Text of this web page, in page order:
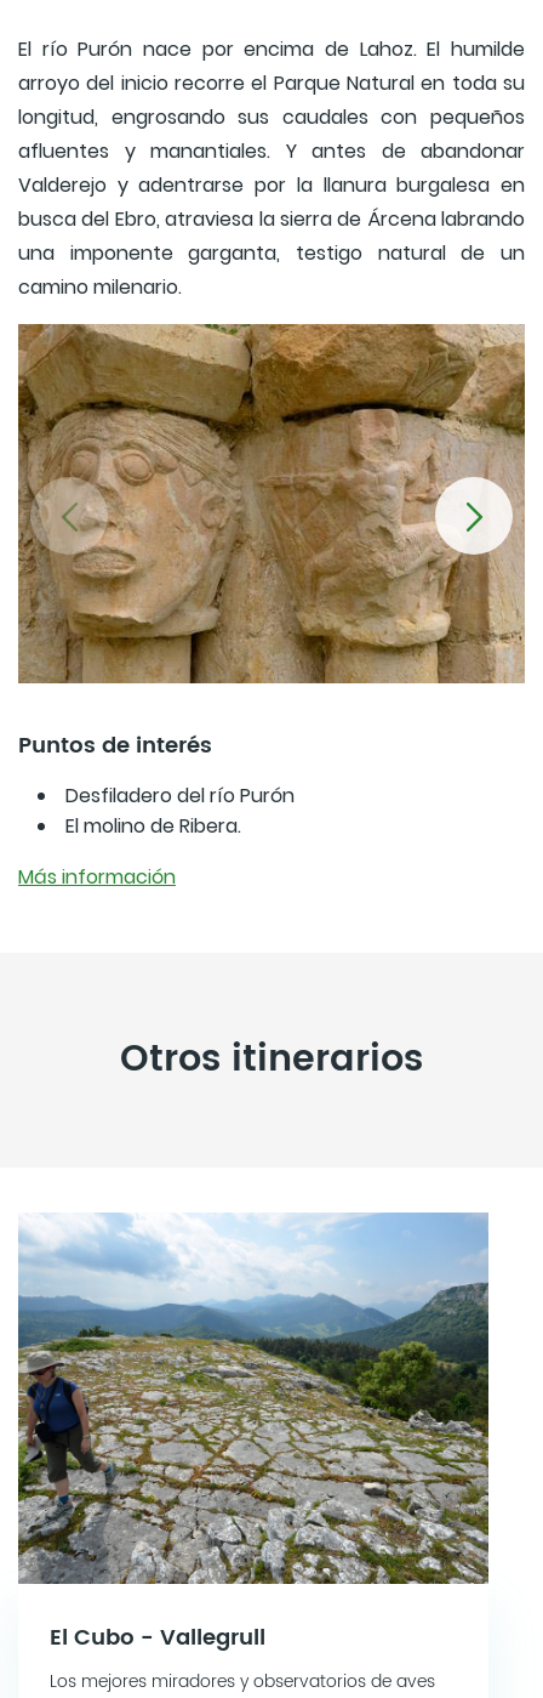
El río Purón nace por encima de Lahoz. El humilde
arroyo del inicio recorre el Parque Natural en toda su
longitud, engrosando sus caudales con pequeños
afluentes y manantiales. Y antes de abandonar
Valderejo y adentrarse por la llanura burgalesa en
busca del Ebro, atraviesa la sierra de Árcena labrando
una imponente garganta, testigo natural de un
camino milenario.
Puntos de interés
Desfiladero del río Purón
El molino de Ribera.
Más información
Otros itinerarios
El Cubo - Vallegrull
Los mejores miradores y observatorios de aves